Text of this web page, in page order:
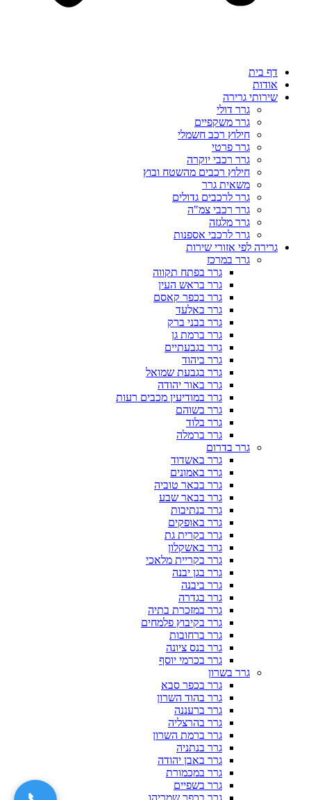
דף בית
אודות
שירותי גרירה
גרר דולי
גרר משקפיים
חילוץ רכב חשמלי
גרר פרטי
גרר רכבי יוקרה
חילוץ רכבים מהשטח ובוץ
משאית גרר
גרר לרכבים גדולים
גרר רכבי צמ"ה
גרר מלגזה
גרר לרכבי אספנות
גרירה לפי אזורי שירות
גרר במרכז
גרר בפתח תקווה
גרר בראש העין
גרר בכפר קאסם
גרר באלעד
גרר בבני ברק
גרר ברמת גן
גרר בגבעתיים
גרר ביהוד
גרר בגבעת שמואל
גרר באור יהודה
גרר במודיעין מכבים רעות
גרר בשוהם
גרר בלוד
גרר ברמלה
גרר בדרום
גרר באשדוד
גרר באמונים
גרר בבאר טוביה
גרר בבאר שבע
גרר בנתיבות
גרר באופקים
גרר בקרית גת
גרר באשקלון
גרר בקריית מלאכי
גרר בגן יבנה
גרר ביבנה
גרר בגדרה
גרר במזכרת בתיה
גרר בקיבוץ פלמחים
גרר ברחובות
גרר בנס ציונה
גרר בכרמי יוסף
גרר בשרון
גרר בכפר סבא
גרר בהוד השרון
גרר ברעננה
גרר בהרצליה
גרר ברמת השרון
גרר בנתניה
גרר באבן יהודה
גרר במכמורת
גרר בשפיים
גרר בכפר שמריהו